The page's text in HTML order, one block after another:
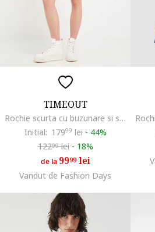
TIMEOUT
Rochie scurta cu buzunare si snur de ajustare in talie, Albastru ultramarin
Initial: 17999 lei - 44%
12299lei - 18%
de la 9999lei
Vandut de Fashion Days